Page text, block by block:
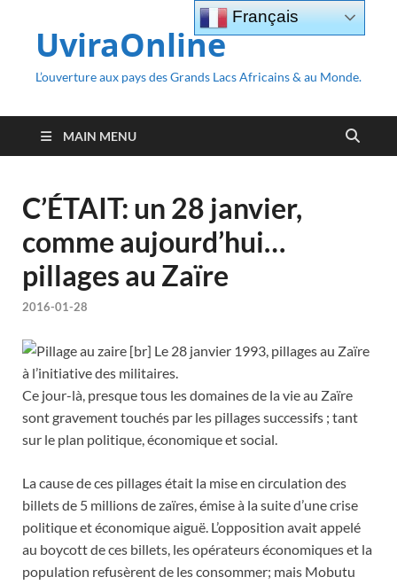
UviraOnline
L’ouverture aux pays des Grands Lacs Africains & au Monde.
MAIN MENU
C’ÉTAIT: un 28 janvier,
comme aujourd’hui…
pillages au Zaïre
2016-01-28
[br] Le 28 janvier 1993, pillages au Zaïre
à l’initiative des militaires.
Ce jour-là, presque tous les domaines de la vie au Zaïre
sont gravement touchés par les pillages successifs ; tant
sur le plan politique, économique et social.
La cause de ces pillages était la mise en circulation des
billets de 5 millions de zaïres, émise à la suite d’une crise
politique et économique aiguë. L’opposition avait appelé
au boycott de ces billets, lesopérateurs économiques et la
population refusèrent de les consommer; mais Mobutu
Français